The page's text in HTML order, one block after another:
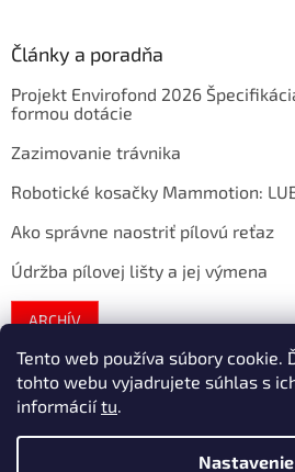
Tento web používa súbory cookie.
tohto webu vyjadrujete súhlas s
informáciítu.
Nastavenie
Články a poradňa
Projekt Envirofond 2026
formou dotácie
Zazimovanie trávnika
Robotické kosačky Mammotion:
Ako správne naostriť pílovú reťaz
Údržba pílovej lišty a jej výmena
ARCHÍV